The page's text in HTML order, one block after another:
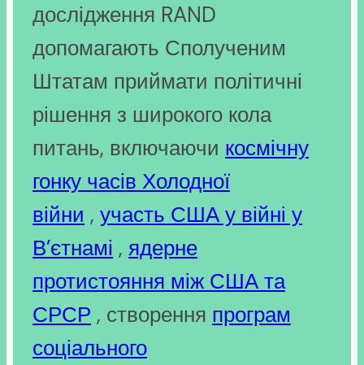
дослідження RAND
допомагають Сполученим
Штатам приймати політичні
рішення з широкого кола
питань, включаючи космічну
гонку часів Холодної
війни , участь США у війні у
В’єтнамі , ядерне
протистояння між США та
СРСР , створення програм
соціального